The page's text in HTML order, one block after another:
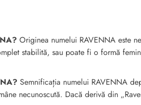
Originea numelui RAVENNA este
stabilită, sau poate fi o formă
Semnificația numelui RAVENNA
necunoscută. Dacă derivă din